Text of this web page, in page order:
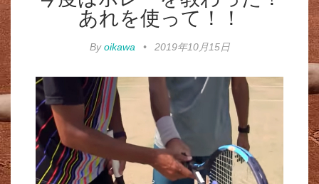
あれを使って！！
Byoikawa • 2019年10月15日